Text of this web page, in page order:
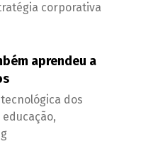
corporativa
aprendeu a
dos